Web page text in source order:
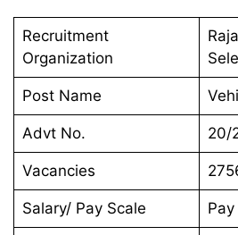
Recruitment
Organization
Post Name
Advt No. 20/
Vacancies
Salary/ Pay Scale